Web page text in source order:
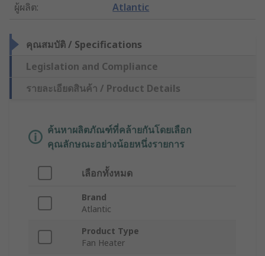
ผู้ผลิต: Atlantic
คุณสมบัติ / Specifications
Legislation and Compliance
รายละเอียดสินค้า / Product Details
ค้นหาผลิตภัณฑ์ที่คล้ายกันโดยเลือก
คุณลักษณะอย่างน้อยหนึ่งรายการ
เลือกทั้งหมด
Brand
Atlantic
Product Type
Fan Heater